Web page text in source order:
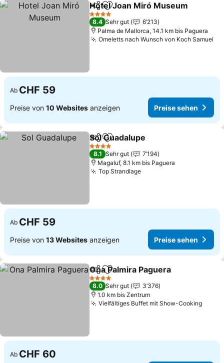
TeilenZu Favoriten hinzufügen
Hotel Joan Miró Museum
4 Sterne
8.4 Sehr gut
6’213
Palma de Mallorca, 14.1 km bis Paguera
Omeletts nach Wunsch von Koch Samuel
Ab CHF 59
Preise von 10 Websites anzeigen Preise sehen
TeilenZu Favoriten hinzufügen
Sol Guadalupe
4 Sterne
8.1 Sehr gut
7’194
Magaluf, 8.1 km bis Paguera
Top Strandlage
Ab CHF 59
Preise von 13 Websites anzeigen Preise sehen
TeilenZu Favoriten hinzufügen
Ona Palmira Paguera
4 Sterne
8.0 Sehr gut
3’376
1.0 km bis Zentrum
Vielfältiges Buffet mit Show-Cooking
Ab CHF 60